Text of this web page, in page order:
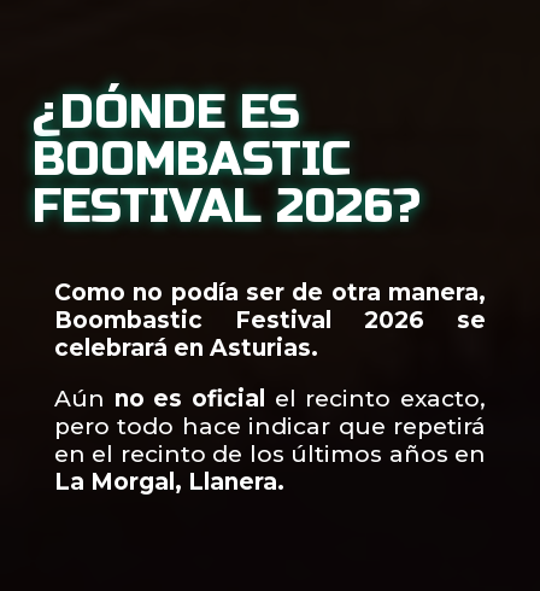
¿DÓNDE ES
BOOMBASTIC
FESTIVAL 2026?
Como no podía ser de otra manera,
Boombastic Festival 2026 se
celebrará en Asturias.
Aún no es oficial
el recinto exacto,
pero todo hace indicar que repetirá
en el recinto de los últimos años en
La Morgal, Llanera.